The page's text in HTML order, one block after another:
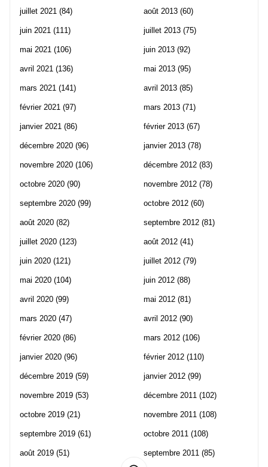
juillet 2021 (84)
juin 2021 (111)
mai 2021 (106)
avril 2021 (136)
mars 2021 (141)
février 2021 (97)
janvier 2021 (86)
décembre 2020 (96)
novembre 2020 (106)
octobre 2020 (90)
septembre 2020 (99)
août 2020 (82)
juillet 2020 (123)
juin 2020 (121)
mai 2020 (104)
avril 2020 (99)
mars 2020 (47)
février 2020 (86)
janvier 2020 (96)
décembre 2019 (59)
novembre 2019 (53)
octobre 2019 (21)
septembre 2019 (61)
août 2019 (51)
août 2013 (60)
juillet 2013 (75)
juin 2013 (92)
mai 2013 (95)
avril 2013 (85)
mars 2013 (71)
février 2013 (67)
janvier 2013 (78)
décembre 2012 (83)
novembre 2012 (78)
octobre 2012 (60)
septembre 2012 (81)
août 2012 (41)
juillet 2012 (79)
juin 2012 (88)
mai 2012 (81)
avril 2012 (90)
mars 2012 (106)
février 2012 (110)
janvier 2012 (99)
décembre 2011 (102)
novembre 2011 (108)
octobre 2011 (108)
septembre 2011 (85)